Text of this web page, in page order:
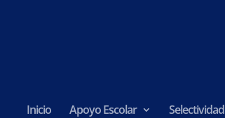
Inicio Apoyo Escolar Selectividad